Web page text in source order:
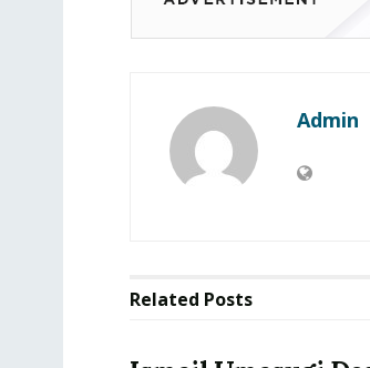
Admin
Related Posts